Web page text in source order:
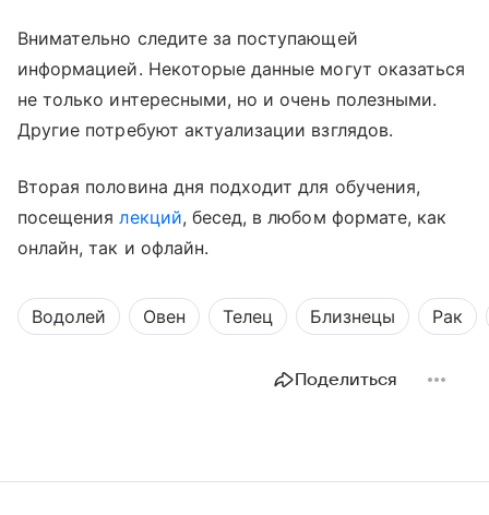
Внимательно следите за поступающей
информацией. Некоторые данные могут оказаться
не только интересными, но и очень полезными.
Другие потребуют актуализации взглядов.
Вторая половина дня подходит для обучения,
посещениялекций, бесед, в любом формате, как
онлайн, так и офлайн.
Водолей Овен Телец Близнецы Рак
Поделиться